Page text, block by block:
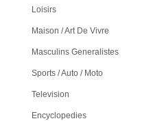
Loisirs
Maison / Art De Vivre
Masculins Generalistes
Sports / Auto / Moto
Television
Encyclopedies